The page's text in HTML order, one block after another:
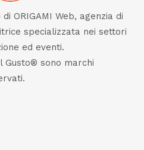
ORIGAMI Web, agenzia di
specializzata nei settori
ed eventi.
sono marchi